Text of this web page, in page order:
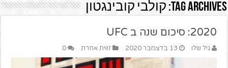
Tag Archives: קולבי קובינגטון
2020: סיכום שנה ב UFC
גיל שלו 13 בדצמבר 2020 זווית אחרת 0